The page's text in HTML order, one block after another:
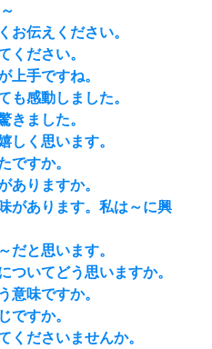
お伝えください。
ください。
上手ですね。
も感動しました。
きました。
しく思います。
ですか。
ありますか。
があります。私は～に興
だと思います。
ついてどう思いますか。
意味ですか。
ですか。
くださいませんか。